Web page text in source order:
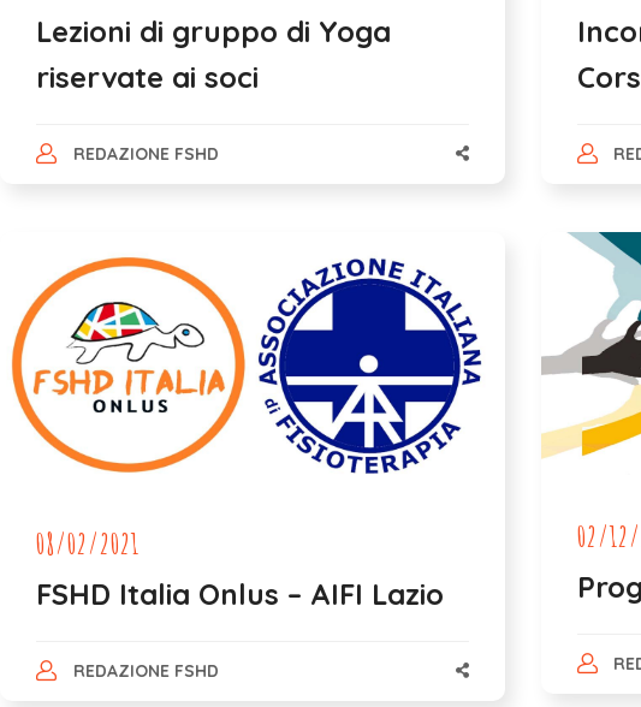
Lezioni di gruppo di Yoga
riservate ai soci
REDAZIONE FSHD
08/02/2021
FSHD Italia Onlus – AIFI Lazio
REDAZIONE FSHD
02/